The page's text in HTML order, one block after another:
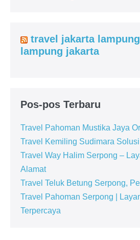
travel jakarta
lampung jakarta
Pos-pos Terbaru
Travel Pahoman Mustika Jaya
Travel Kemiling Sudimara
Travel Way Halim Serpong –
Alamat
Travel Teluk Betung Serpong,
Travel Pahoman Serpong |
Terpercaya